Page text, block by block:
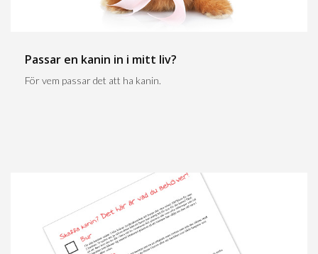
Passar en kanin in i mitt liv?
För vem passar det att ha kanin.